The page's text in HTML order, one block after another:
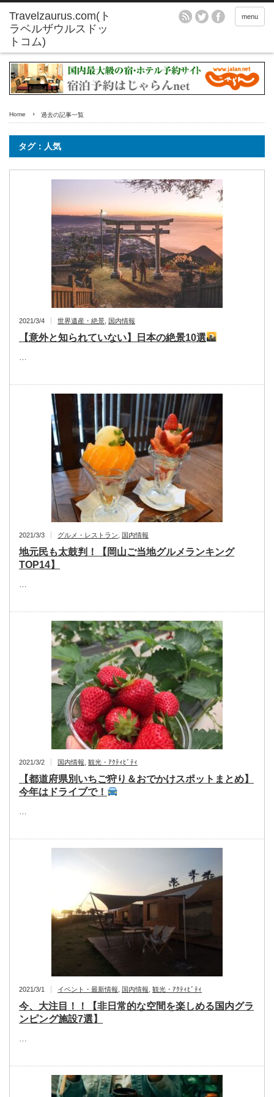
menu
Home 過去の記事一覧
タグ：人気
2021/3/4 世界遺産・絶景 国内情報
【意外と知られていない】日本の絶景10選
2021/3/3 グルメ・レストラン 国内情報
地元民も太鼓判！【岡山ご当地グルメランキング
TOP14】
2021/3/2 国内情報 観光・ｱｸﾃｨﾋﾞﾃｨ
【都道府県別いちご狩り＆おでかけスポットまとめ】
今年はドライブで！
2021/3/1 イベント・最新情報 国内情報 観光・ｱｸﾃｨﾋﾞﾃｨ
今、大注目！！【非日常的な空間を楽しめる国内グラ
ンピング施設7選】